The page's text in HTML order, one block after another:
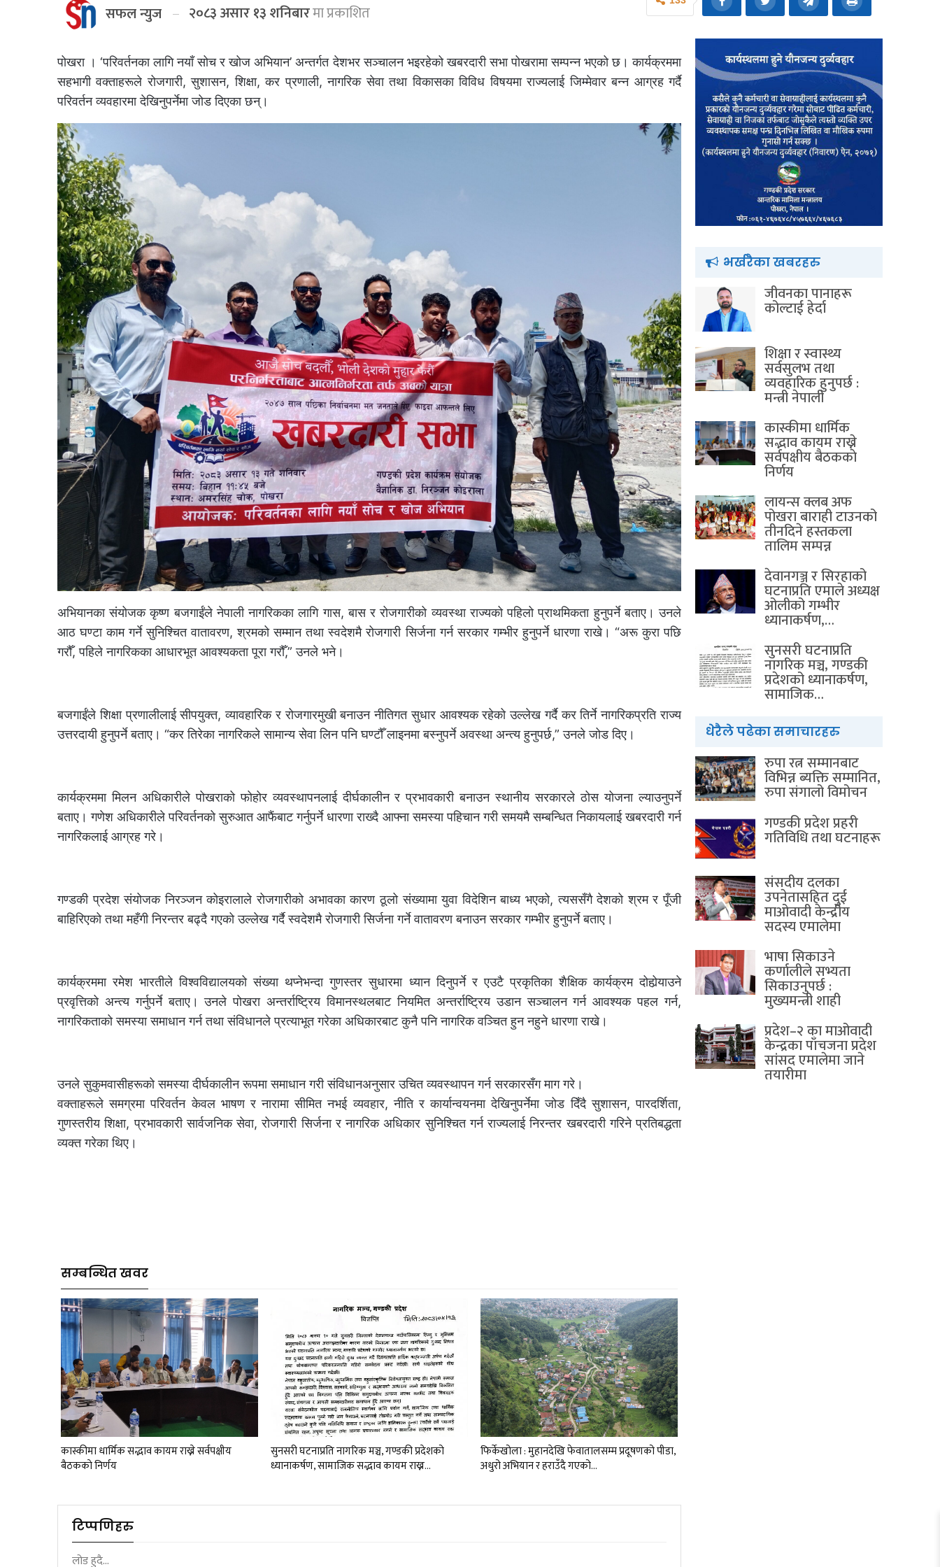
सफल न्युज २०८३ असार १३ शनिबारमा प्रकाशित
पोखरा । ‘परिवर्तनका लागि नयाँ सोच र खोज अभियान’ अन्तर्गत देशभर सञ्चालन भइरहेको खबरदारी सभा पोखरामा सम्पन्न भएको छ। कार्यक्रममा
सहभागी वक्ताहरूले रोजगारी, सुशासन, शिक्षा, कर प्रणाली, नागरिक सेवा तथा विकासका विविध विषयमा राज्यलाई जिम्मेवार बन्न आग्रह गर्दै
परिवर्तन व्यवहारमा देखिनुपर्नेमा जोड दिएका छन्।
अभियानका संयोजक कृष्ण बजगाईंले नेपाली नागरिकका लागि गास, बास र रोजगारीको व्यवस्था राज्यको पहिलो प्राथमिकता हुनुपर्ने बताए। उनले
आठ घण्टा काम गर्ने सुनिश्चित वातावरण, श्रमको सम्मान तथा स्वदेशमै रोजगारी सिर्जना गर्न सरकार गम्भीर हुनुपर्ने धारणा राखे। “अरू कुरा पछि
गरौँ, पहिले नागरिकका आधारभूत आवश्यकता पूरा गरौँ,” उनले भने।
बजगाईंले शिक्षा प्रणालीलाई सीपयुक्त, व्यावहारिक र रोजगारमुखी बनाउन नीतिगत सुधार आवश्यक रहेको उल्लेख गर्दै कर तिर्ने नागरिकप्रति राज्य
उत्तरदायी हुनुपर्ने बताए। “कर तिरेका नागरिकले सामान्य सेवा लिन पनि घण्टौँ लाइनमा बस्नुपर्ने अवस्था अन्त्य हुनुपर्छ,” उनले जोड दिए।
कार्यक्रममा मिलन अधिकारीले पोखराको फोहोर व्यवस्थापनलाई दीर्घकालीन र प्रभावकारी बनाउन स्थानीय सरकारले ठोस योजना ल्याउनुपर्ने
बताए। गणेश अधिकारीले परिवर्तनको सुरुआत आफैंबाट गर्नुपर्ने धारणा राख्दै आफ्ना समस्या पहिचान गरी समयमै सम्बन्धित निकायलाई खबरदारी गर्न
नागरिकलाई आग्रह गरे।
गण्डकी प्रदेश संयोजक निरञ्जन कोइरालाले रोजगारीको अभावका कारण ठूलो संख्यामा युवा विदेशिन बाध्य भएको, त्यससँगै देशको श्रम र पूँजी
बाहिरिएको तथा महँगी निरन्तर बढ्दै गएको उल्लेख गर्दै स्वदेशमै रोजगारी सिर्जना गर्ने वातावरण बनाउन सरकार गम्भीर हुनुपर्ने बताए।
कार्यक्रममा रमेश भारतीले विश्वविद्यालयको संख्या थप्नेभन्दा गुणस्तर सुधारमा ध्यान दिनुपर्ने र एउटै प्रकृतिका शैक्षिक कार्यक्रम दोहोर्‍याउने
प्रवृत्तिको अन्त्य गर्नुपर्ने बताए। उनले पोखरा अन्तर्राष्ट्रिय विमानस्थलबाट नियमित अन्तर्राष्ट्रिय उडान सञ्चालन गर्न आवश्यक पहल गर्न,
नागरिकताको समस्या समाधान गर्न तथा संविधानले प्रत्याभूत गरेका अधिकारबाट कुनै पनि नागरिक वञ्चित हुन नहुने धारणा राखे।
उनले सुकुमवासीहरूको समस्या दीर्घकालीन रूपमा समाधान गरी संविधानअनुसार उचित व्यवस्थापन गर्न सरकारसँग माग गरे।
वक्ताहरूले समग्रमा परिवर्तन केवल भाषण र नारामा सीमित नभई व्यवहार, नीति र कार्यान्वयनमा देखिनुपर्नेमा जोड दिँदै सुशासन, पारदर्शिता,
गुणस्तरीय शिक्षा, प्रभावकारी सार्वजनिक सेवा, रोजगारी सिर्जना र नागरिक अधिकार सुनिश्चित गर्न राज्यलाई निरन्तर खबरदारी गरिने प्रतिबद्धता
व्यक्त गरेका थिए।
सम्बन्धित खवर
कास्कीमा धार्मिक सद्भाव कायम राख्ने सर्वपक्षीय
बैठककाे निर्णय
सुनसरी घटनाप्रति नागरिक मञ्च, गण्डकी प्रदेशको
ध्यानाकर्षण, सामाजिक सद्भाव कायम राख्न…
फिर्केखोला : मुहानदेखि फेवातालसम्म प्रदूषणको पीडा,
अधुरो अभियान र हराउँदै गएको…
टिप्पणिहरु
लोड हुदै...
भर्खरैका खबरहरु
जीवनका पानाहरू
कोल्टाई हेर्दा
शिक्षा र स्वास्थ्य
सर्वसुलभ तथा
व्यवहारिक हुनुपर्छ :
मन्त्री नेपाली
कास्कीमा धार्मिक
सद्भाव कायम राख्ने
सर्वपक्षीय बैठककाे
निर्णय
लायन्स क्लब अफ
पोखरा बाराही टाउनको
तीनदिने हस्तकला
तालिम सम्पन्न
देवानगञ्ज र सिरहाको
घटनाप्रति एमाले अध्यक्ष
ओलीको गम्भीर
ध्यानाकर्षण,…
सुनसरी घटनाप्रति
नागरिक मञ्च, गण्डकी
प्रदेशको ध्यानाकर्षण,
सामाजिक…
धेरैले पढेका समाचारहरु
रुपा रत्न सम्मानबाट
विभिन्न ब्यक्ति सम्मानित,
रुपा संगालो विमोचन
गण्डकी प्रदेश प्रहरी
गतिविधि तथा घटनाहरू
संसदीय दलका
उपनेतासहित दुई
माओवादी केन्द्रीय
सदस्य एमालेमा
भाषा सिकाउने
कर्णालीले सभ्यता
सिकाउनुपर्छ :
मुख्यमन्त्री शाही
प्रदेश–२ का माओवादी
केन्द्रका पाँचजना प्रदेश
सांसद एमालेमा जाने
तयारीमा